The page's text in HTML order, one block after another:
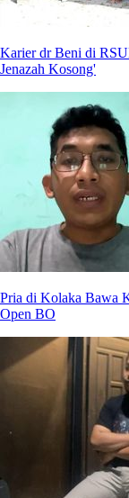
Karier dr Beni di
Jenazah Kosong'
Pria di Kolaka Bawa
Open BO